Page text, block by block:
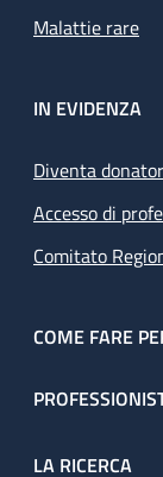
Malattie rare
IN EVIDENZA
Diventa
Accesso di
Comitato
COME FARE
LA RICERCA